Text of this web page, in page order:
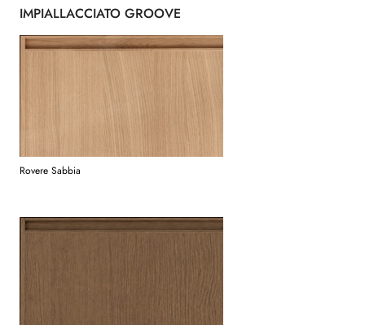
IMPIALLACCIATO GROOVE
Rovere Sabbia